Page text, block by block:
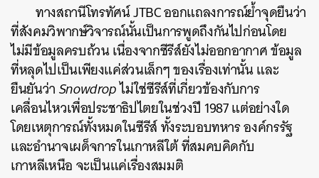
ทางสถานีโทรทัศน์ JTBC ออกแถลงการณ์ย้ำจุดยืนว่า
ที่สังคมวิพากษ์วิจารณ์นั้นเป็นการพูดถึงกันไปก่อนโดย
ไม่มีข้อมูลครบถ้วน เนื่องจากซีรีส์ยังไม่ออกอากาศ ข้อมูล
ที่หลุดไปเป็นเพียงแค่ส่วนเล็กๆ ของเรื่องเท่านั้น และ
ยืนยันว่าSnowdropไม่ใช่ซีรีส์ที่เกี่ยวข้องกับการ
เคลื่อนไหวเพื่อประชาธิปไตยในช่วงปี 1987 แต่อย่างใด
โดยเหตุการณ์ทั้งหมดในซีรีส์ ทั้งระบอบทหาร องค์กรรัฐ
และอำนาจเผด็จการในเกาหลีใต้ ที่สมคบคิดกับ
เกาหลีเหนือ จะเป็นแค่เรื่องสมมติ